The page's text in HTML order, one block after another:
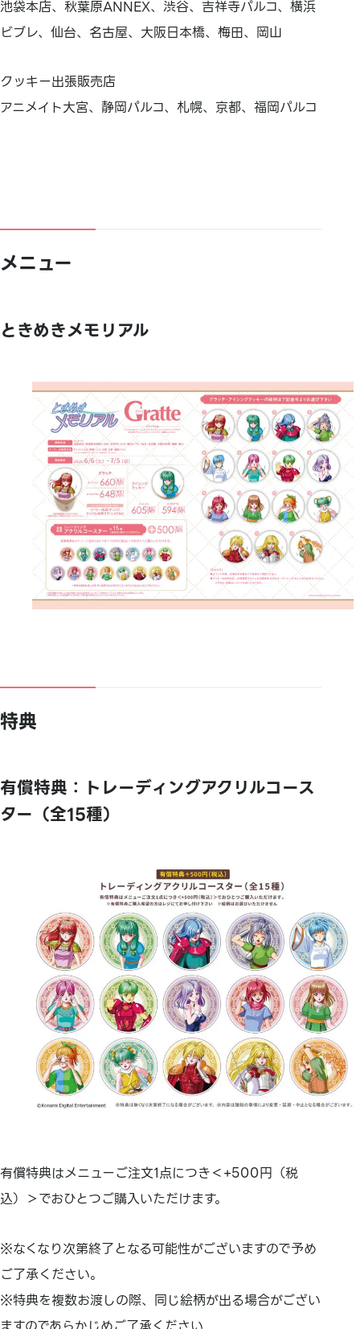
池袋本店、秋葉原ANNEX、渋谷、吉祥寺パルコ、横浜
ビブレ、仙台、名古屋、大阪日本橋、梅田、岡山
クッキー出張販売店
アニメイト大宮、静岡パルコ、札幌、京都、福岡パルコ
メニュー
ときめきメモリアル
特典
有償特典：トレーディングアクリルコース
ター（全15種）
有償特典はメニューご注文1点につき＜+500円（税
込）＞でおひとつご購入いただけます。
※なくなり次第終了となる可能性がございますので予め
ご了承ください。
※特典を複数お渡しの際、同じ絵柄が出る場合がござい